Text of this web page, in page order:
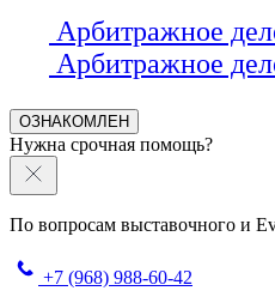
Арбитражное
Арбитражное
ОЗНАКОМЛЕН
Нужна срочная помощь?
По вопросам выставочного и
+7 (968) 988-60-42